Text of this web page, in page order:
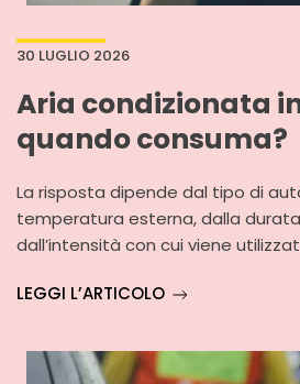
30 LUGLIO 2026
Aria condizionata
quando consuma?
La risposta dipende dal tipo di
temperatura esterna, dalla
dall’intensità con cui viene
LEGGI L’ARTICOLO